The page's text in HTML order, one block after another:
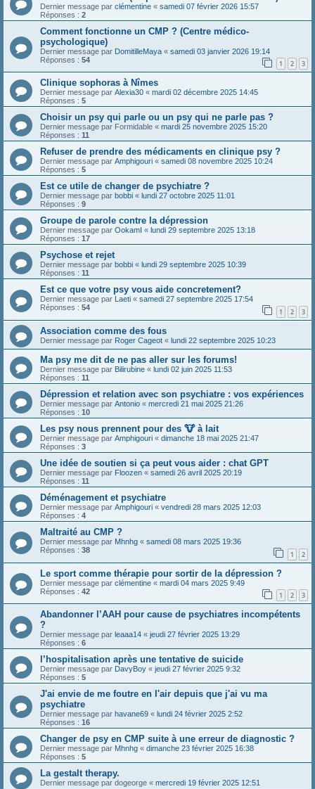
Dernier message par clémentine « samedi 07 février 2026 15:57
Réponses : 2
Comment fonctionne un CMP ? (Centre médico-
psychologique)
Dernier message par DomitilleMaya « samedi 03 janvier 2026 19:14
Réponses : 54 1 2 3
Clinique sophoras à Nîmes
Dernier message par Alexia30 « mardi 02 décembre 2025 14:45
Réponses : 5
Choisir un psy qui parle ou un psy qui ne parle pas ?
Dernier message par Formidable « mardi 25 novembre 2025 15:20
Réponses : 11
Refuser de prendre des médicaments en clinique psy ?
Dernier message par Amphigouri « samedi 08 novembre 2025 10:24
Réponses : 5
Est ce utile de changer de psychiatre ?
Dernier message par bobbi « lundi 27 octobre 2025 11:01
Réponses : 9
Groupe de parole contre la dépression
Dernier message par OokamI « lundi 29 septembre 2025 13:18
Réponses : 17
Psychose et rejet
Dernier message par bobbi « lundi 29 septembre 2025 10:39
Réponses : 11
Est ce que votre psy vous aide concretement?
Dernier message par Laeti « samedi 27 septembre 2025 17:54
Réponses : 54 1 2 3
Association comme des fous
Dernier message par Roger Cageot « lundi 22 septembre 2025 10:23
Ma psy me dit de ne pas aller sur les forums!
Dernier message par Bilirubine « lundi 02 juin 2025 11:53
Réponses : 11
Dépression et relation avec son psychiatre : vos expériences
Dernier message par Antonio « mercredi 21 mai 2025 21:26
Réponses : 10
Les psy nous prennent pour des 🐮 à lait
Dernier message par Amphigouri « dimanche 18 mai 2025 21:47
Réponses : 3
Une idée de soutien si ça peut vous aider : chat GPT
Dernier message par Floozen « samedi 26 avril 2025 20:19
Réponses : 11
Déménagement et psychiatre
Dernier message par Amphigouri « vendredi 28 mars 2025 12:03
Réponses : 4
Maltraité au CMP ?
Dernier message par Mhnhg « samedi 08 mars 2025 19:36
Réponses : 38 1 2
Le sport comme thérapie pour sortir de la dépression ?
Dernier message par clémentine « mardi 04 mars 2025 9:49
Réponses : 42 1 2 3
Abandonner l’AAH pour cause de psychiatres incompétents
?
Dernier message par leaaa14 « jeudi 27 février 2025 13:29
Réponses : 6
l’hospitalisation après une tentative de suicide
Dernier message par DavyBoy « jeudi 27 février 2025 9:32
Réponses : 5
J'ai envie de me foutre en l'air depuis que j'ai vu ma
psychiatre
Dernier message par havane69 « lundi 24 février 2025 2:52
Réponses : 16
Changer de psy en CMP suite à une erreur de diagnostic ?
Dernier message par Mhnhg « dimanche 23 février 2025 16:38
Réponses : 5
La gestalt therapy.
Dernier message par dogeorge « mercredi 19 février 2025 12:51